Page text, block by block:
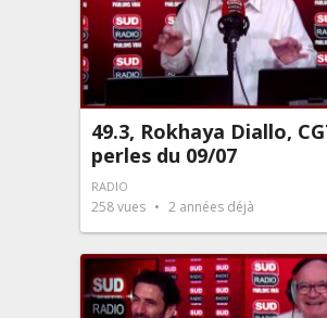
49.3, Rokhaya Diallo,
perles du 09/07
RADIO
258vues 2 années déjà